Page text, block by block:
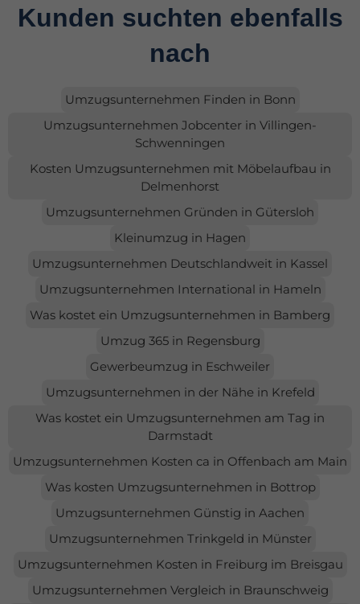
Kunden suchten ebenfalls
nach
Umzugsunternehmen Finden in Bonn
Umzugsunternehmen Jobcenter in Villingen-
Schwenningen
Kosten Umzugsunternehmen mit Möbelaufbau in
Delmenhorst
Umzugsunternehmen Gründen in Gütersloh
Kleinumzug in Hagen
Umzugsunternehmen Deutschlandweit in Kassel
Umzugsunternehmen International in Hameln
Was kostet ein Umzugsunternehmen in Bamberg
Umzug 365 in Regensburg
Gewerbeumzug in Eschweiler
Umzugsunternehmen in der Nähe in Krefeld
Was kostet ein Umzugsunternehmen am Tag in
Darmstadt
Umzugsunternehmen Kosten ca in Offenbach am Main
Was kosten Umzugsunternehmen in Bottrop
Umzugsunternehmen Günstig in Aachen
Umzugsunternehmen Trinkgeld in Münster
Umzugsunternehmen Kosten in Freiburg im Breisgau
Umzugsunternehmen Vergleich in Braunschweig